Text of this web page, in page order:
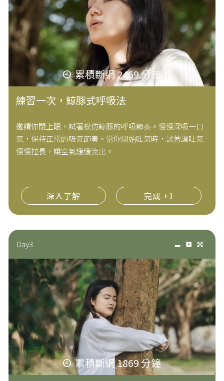
累積斷網 2469 分鐘
練習一次，鯨豚式呼吸法
邀請你閉上眼，試著模仿鯨豚的呼吸節奏。慢慢深吸一口
氣，保持正常的吸氣節奏。當你開始吐氣時，試著讓吐氣
慢慢拉長，讓空氣緩緩流出。
深入了解 完成 +1
Day3
累積斷網 1869 分鐘